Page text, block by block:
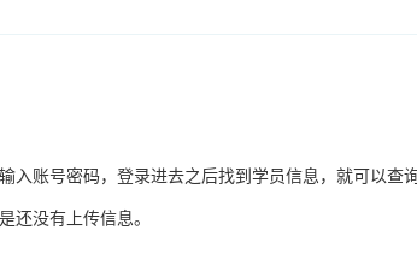
入账号密码，登录进去之后找到学员信息，就可以查
还没有上传信息。